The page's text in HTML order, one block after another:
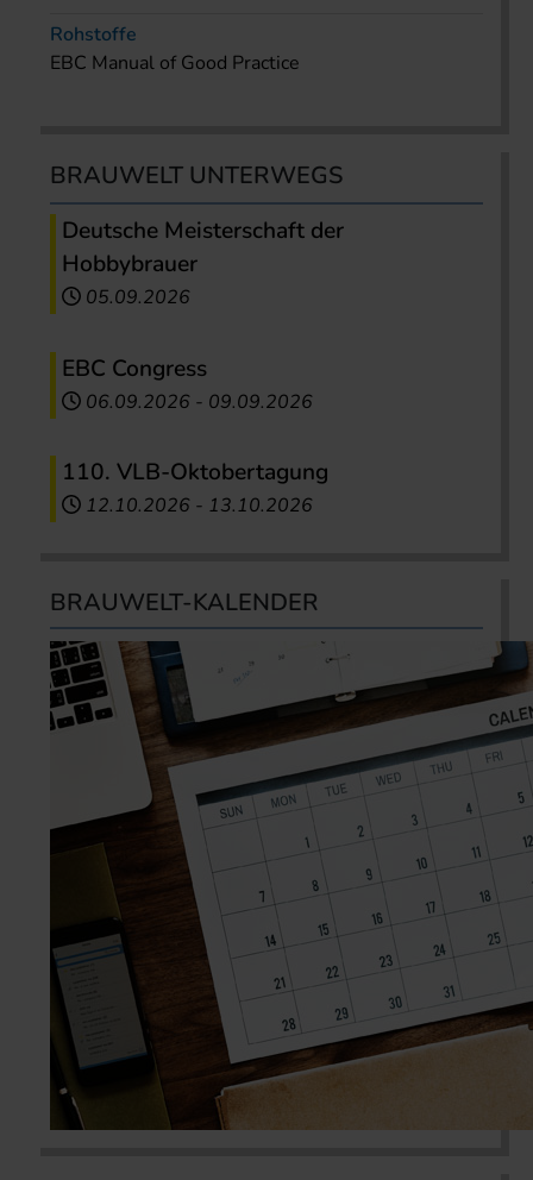
Rohstoffe
EBC Manual of Good Practice
BRAUWELT UNTERWEGS
Deutsche Meisterschaft der
Hobbybrauer
05.09.2026
EBC Congress
06.09.2026 - 09.09.2026
110. VLB-Oktobertagung
12.10.2026 - 13.10.2026
BRAUWELT-KALENDER